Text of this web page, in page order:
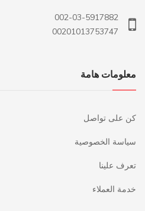
002-03-5917882
00201013753747
معلومات هامة
كن على تواصل
سياسة الخصوصية
تعرف علينا
خدمة العملاء